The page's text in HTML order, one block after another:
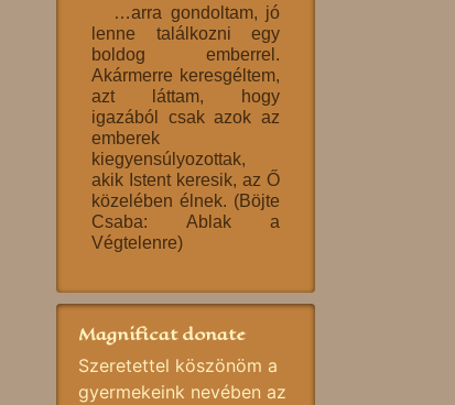
…arra gondoltam, jó
lenne találkozni egy
boldog emberrel.
Akármerre keresgéltem,
azt láttam, hogy
igazából csak azok az
emberek
kiegyensúlyozottak,
akik Istent keresik, az Ő
közelében élnek. (Böjte
Csaba: Ablak a
Végtelenre)
Magnificat donate
Szeretettel köszönöm a
gyermekeink nevében az